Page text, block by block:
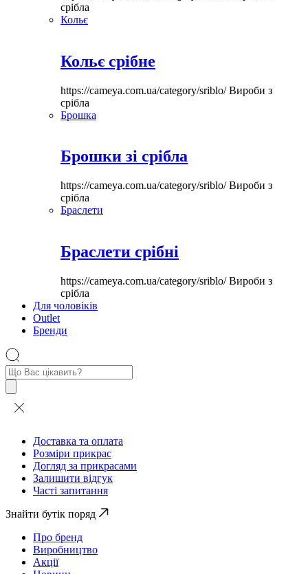
срібла
Кольє
Кольє срібне
https://cameya.com.ua/category/sriblo/Вироби з
срібла
Брошка
Брошки зі срібла
https://cameya.com.ua/category/sriblo/Вироби з
срібла
Браслети
Браслети срібні
https://cameya.com.ua/category/sriblo/Вироби з
срібла
Для чоловіків
Outlet
Бренди
Пошук
товарів
Доставка та оплата
Розміри прикрас
Догляд за прикрасами
Залишити відгук
Часті запитання
Знайти бутік поряд
Про бренд
Виробництво
Акції